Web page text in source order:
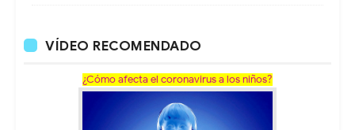
VÍDEO RECOMENDADO
¿Cómo afecta el coronavirus a los niños?